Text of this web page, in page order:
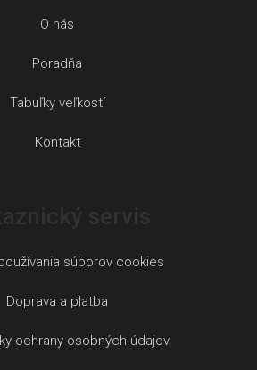
O nás
Poradňa
Tabuľky veľkostí
Kontakt
súborov cookies
Doprava a platba
ochrany osobných údajov